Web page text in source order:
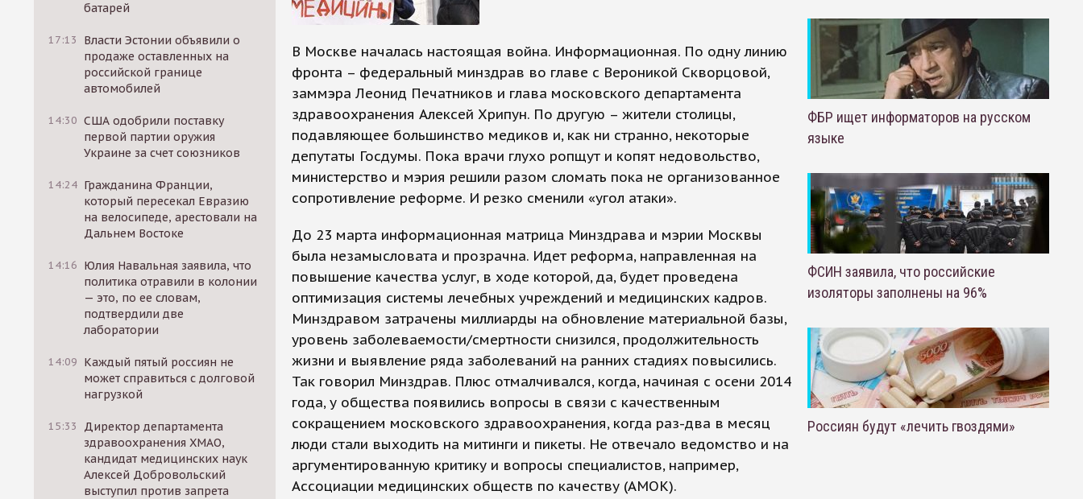
батарей
17:13
Власти Эстонии объявили о
продаже оставленных на
российской границе
автомобилей
14:30 США одобрили поставку
первой партии оружия
Украине за счет союзников
14:24 Гражданина Франции,
который пересекал Евразию
на велосипеде, арестовали на
Дальнем Востоке
14:16 Юлия Навальная заявила, что
политика отравили в колонии
— это, по ее словам,
подтвердили две
лаборатории
14:09 Каждый пятый россиян не
может справиться с долговой
нагрузкой
15:33
Директор департамента
здравоохранения ХМАО,
кандидат медицинских наук
Алексей Добровольский
выступил против запрета
В Москве началась настоящая война. Информационная. По одну линию
фронта – федеральный минздрав во главе с Вероникой Скворцовой,
заммэра Леонид Печатников и глава московского департамента
здравоохранения Алексей Хрипун. По другую – жители столицы,
подавляющее большинство медиков и, как ни странно, некоторые
депутаты Госдумы. Пока врачи глухо ропщут и копят недовольство,
министерство и мэрия решили разом сломать пока не организованное
сопротивление реформе. И резко сменили «угол атаки».
До 23 марта информационная матрица Минздрава и мэрии Москвы
была незамысловата и прозрачна. Идет реформа, направленная на
повышение качества услуг, в ходе которой, да, будет проведена
оптимизация системы лечебных учреждений и медицинских кадров.
Минздравом затрачены миллиарды на обновление материальной базы,
уровень заболеваемости/смертности снизился, продолжительность
жизни и выявление ряда заболеваний на ранних стадиях повысились.
Так говорил Минздрав. Плюс отмалчивался, когда, начиная с осени 2014
года, у общества появились вопросы в связи с качественным
сокращением московского здравоохранения, когда раз-два в месяц
люди стали выходить на митинги и пикеты. Не отвечало ведомство и на
аргументированную критику и вопросы специалистов, например,
Ассоциации медицинских обществ по качеству (АМОК).
ФБР ищет информаторов на русском
языке
ФСИН заявила, что российские
изоляторы заполнены на 96%
Россиян будут «лечить гвоздями»